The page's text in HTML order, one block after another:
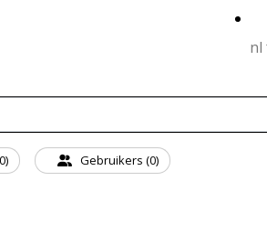
nl
Gebruikers (0)